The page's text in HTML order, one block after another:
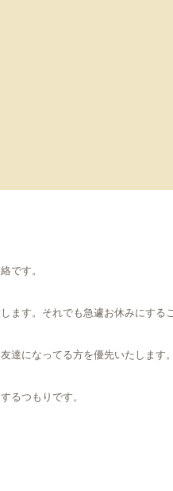
です。
す。それでも急遽お休みにする
達になってる方を優先いたします。
るつもりです。